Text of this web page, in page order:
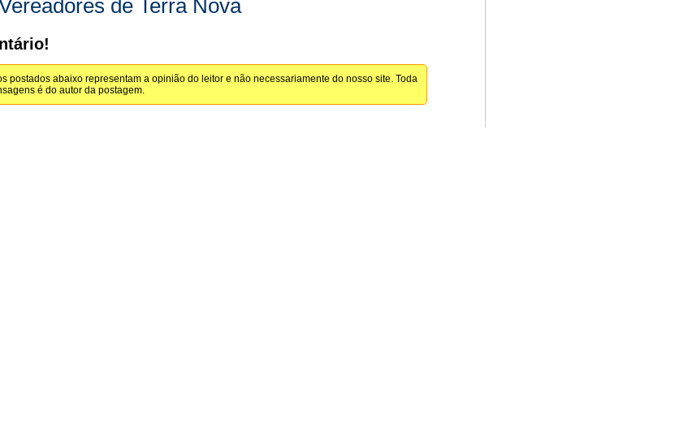
de Terra Nova
postados abaixo representam a opinião do leitor e não necessariamente do nosso site. Toda
é do autor da postagem.